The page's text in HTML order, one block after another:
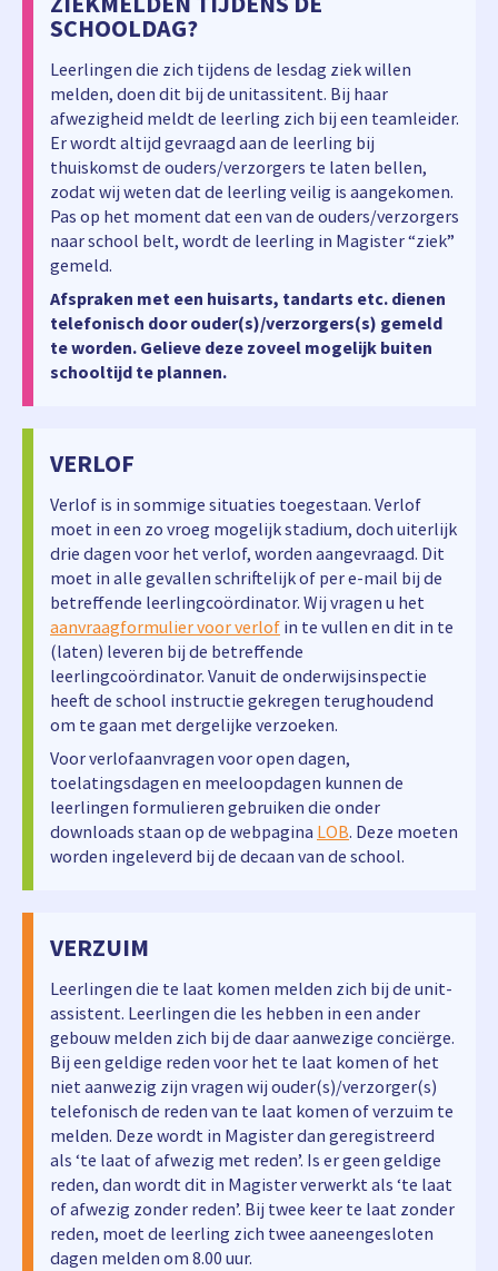
SCHOOLDAG?
Leerlingen die zich tijdens de lesdag ziek willen
melden, doen dit bij de unitassitent. Bij haar
afwezigheid meldt de leerling zich bij een teamleider.
Er wordt altijd gevraagd aan de leerling bij
thuiskomst de ouders/verzorgers te laten bellen,
zodat wij weten dat de leerling veilig is aangekomen.
Pas op het moment dat een van de ouders/verzorgers
naar school belt, wordt de leerling in Magister “ziek”
gemeld.
Afspraken met een huisarts, tandarts etc. dienen
telefonisch door ouder(s)/verzorgers(s) gemeld
te worden. Gelieve deze zoveel mogelijk buiten
schooltijd te plannen.
VERLOF
Verlof is in sommige situaties toegestaan. Verlof
moet in een zo vroeg mogelijk stadium, doch uiterlijk
drie dagen voor het verlof, worden aangevraagd. Dit
moet in alle gevallen schriftelijk of per e-mail bij de
betreffende leerlingcoördinator. Wij vragen u het
aanvraagformulier voor verlof in te vullen en dit in te
(laten) leveren bij de betreffende
leerlingcoördinator. Vanuit de onderwijsinspectie
heeft de school instructie gekregen terughoudend
om te gaan met dergelijke verzoeken.
Voor verlofaanvragen voor open dagen,
toelatingsdagen en meeloopdagen kunnen de
leerlingen formulieren gebruiken die onder
downloads staan op de webpagina LOB. Deze moeten
worden ingeleverd bij de decaan van de school.
VERZUIM
Leerlingen die te laat komen melden zich bij de unit-
assistent. Leerlingen die les hebben in een ander
gebouw melden zich bij de daar aanwezige conciërge.
Bij een geldige reden voor het te laat komen of het
niet aanwezig zijn vragen wij ouder(s)/verzorger(s)
telefonisch de reden van te laat komen of verzuim te
melden. Deze wordt in Magister dan geregistreerd
als ‘te laat of afwezig met reden’. Is er geen geldige
reden, dan wordt dit in Magister verwerkt als ‘te laat
of afwezig zonder reden’. Bij twee keer te laat zonder
reden, moet de leerling zich twee aaneengesloten
dagen melden om 8.00 uur.